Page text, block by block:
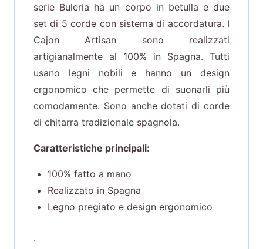
serie Buleria ha un corpo in betulla e due
set di 5 corde con sistema di accordatura. I
Cajon Artisan sono realizzati
artigianalmente al 100% in Spagna. Tutti
usano legni nobili e hanno un design
ergonomico che permette di suonarli più
comodamente. Sono anche dotati di corde
di chitarra tradizionale spagnola.
Caratteristiche principali:
100% fatto a mano
Realizzato in Spagna
Legno pregiato e design ergonomico
.